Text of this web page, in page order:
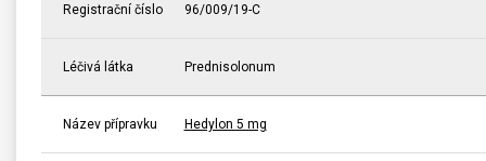
Registrační číslo 96/009/19-C
Léčivá látka Prednisolonum
Název přípravku Hedylon 5 mg